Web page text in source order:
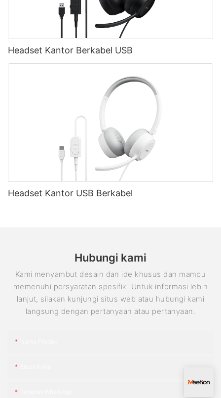
Headset Kantor Berkabel USB
Headset Kantor USB Berkabel
Hubungi kami
Kami menyambut desain dan ide khusus dan mampu
memenuhi persyaratan spesifik. Untuk informasi lebih
lanjut, silakan kunjungi situs web atau hubungi kami
langsung dengan pertanyaan atau pertanyaan.